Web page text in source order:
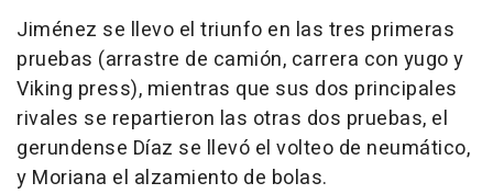
Jiménez se llevo el triunfo en las tres primeras
pruebas (arrastre de camión, carrera con yugo y
Viking press), mientras que sus dos principales
rivales se repartieron las otras dos pruebas, el
gerundense Díaz se llevó el volteo de neumático,
y Moriana el alzamiento de bolas.